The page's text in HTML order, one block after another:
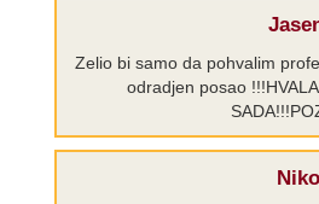
Zelio bi samo da pohvalim
odradjen posao